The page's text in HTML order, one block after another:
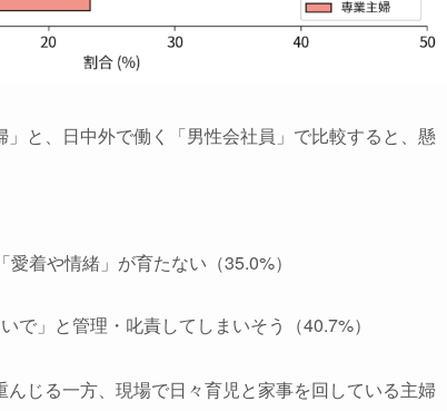
と、日中外で働く「男性会社員」で比較すると、懸
着や情緒」が育たない（35.0%）
で」と管理・叱責してしまいそう（40.7%）
じる一方、現場で日々育児と家事を回している主婦